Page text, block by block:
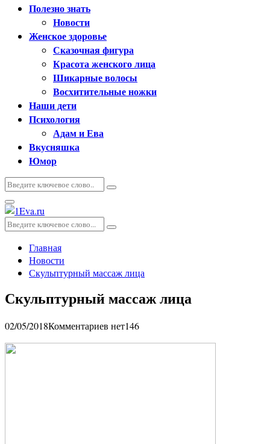
Полезно знать
Новости
Женское здоровье
Сказочная фигура
Красота женского лица
Шикарные волосы
Восхитительные ножки
Наши дети
Психология
Адам и Ева
Вкусняшка
Юмор
Искать:
Поиск
Основное
меню
Искать:
Поиск
Главная
Новости
Скульптурный массаж лица
Скульптурный массаж лица
02/05/2018Комментариев нет146